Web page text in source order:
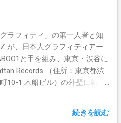
グラフィティ」の第一人者と知
が、日本人グラフィティアー
と手を組み、東京・渋谷に
Records （住所：東京都渋
10-1 木船ビル）の外壁に新作
が、現在東京・原宿にある
続きを読む